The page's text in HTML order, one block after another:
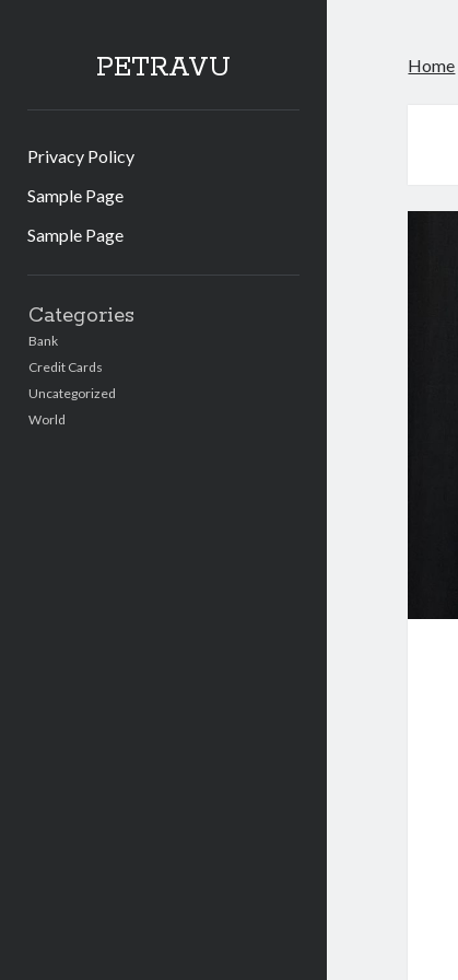
PETRAVU
Privacy Policy
Sample Page
Sample Page
Categories
Bank
Credit Cards
Uncategorized
World
Home